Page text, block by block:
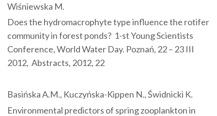
Wiśniewska M.
Does the hydromacrophyte type influence the rotifer
community in forest ponds? 1-st Young Scientists
Conference, World Water Day. Poznań, 22 – 23 III
2012, Abstracts, 2012, 22
Basińska A.M., Kuczyńska-Kippen N., Świdnicki K.
Environmental predictors of spring zooplankton in